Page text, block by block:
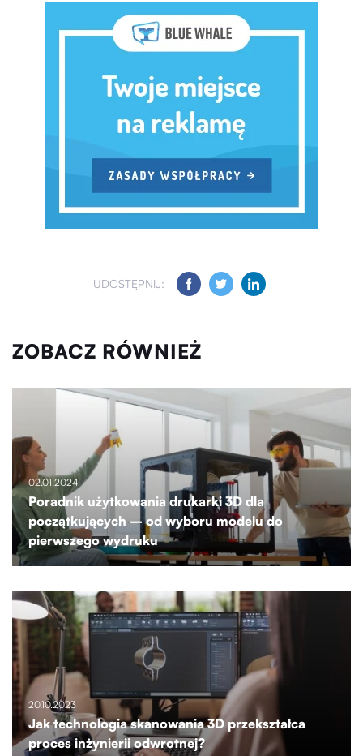
UDOSTĘPNIJ:
ZOBACZ RÓWNIEŻ
02.01.2024
Poradnik użytkowania drukarki 3D dla
początkujących – od wyboru modelu do
pierwszego wydruku
20.10.2023
Jak technologia skanowania 3D przekształca
proces inżynierii odwrotnej?